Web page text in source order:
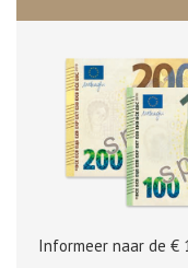
Informeer naar de €